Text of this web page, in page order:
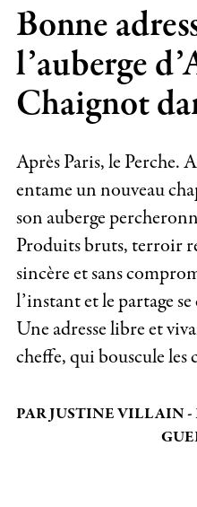
Bonne
l’auberge
Chaignot
Après Paris, le Perche.
entame un nouveau
son auberge
Produits bruts, terroir
sincère et sans
l’instant et le partage
Une adresse libre et
cheffe, qui bouscule les
PAR JUSTINE VILLAIN